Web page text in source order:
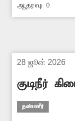
ஆதரவு: 0
28 ஜூன் 2026
குடிநீர்
தண்ணீர்